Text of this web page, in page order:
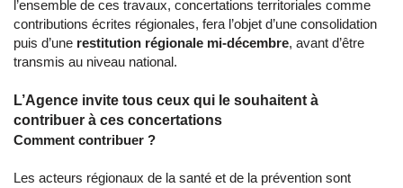
l’ensemble de ces travaux, concertations territoriales comme
contributions écrites régionales, fera l’objet d’une consolidation
puis d’une restitution régionale mi-décembre, avant d’être
transmis au niveau national.
L’Agence invite tous ceux qui le souhaitent à
contribuer à ces concertations
Comment contribuer ?
Les acteurs régionaux de la santé et de la prévention sont